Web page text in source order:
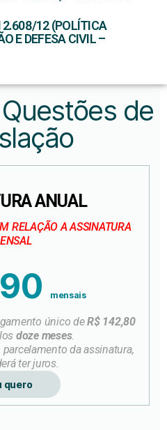
12 (POLÍTICA
E DEFESA CIVIL –
de
ANUAL
RELAÇÃO A ASSINATURA
mensais
único deR$ 142,80
doze meses.
da assinatura,
ter juros.
quero